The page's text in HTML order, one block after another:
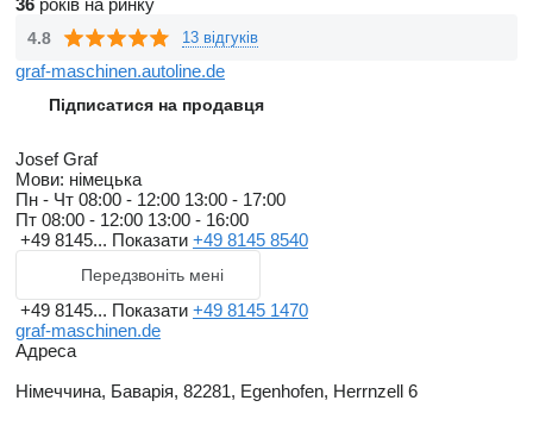
Customer friendliness
customs clearance for our customers, support them with loading
and (export) packaging and organise delivery / collection by
forwarding agent. Loading up to 8t is possible with a forklift truck,
as well as container loading for export. The machines can be
viewed and tested on our exhibition area of more than 1200m² by
prior appointment.
36 років на ринку
4.8 13 відгуків
graf-maschinen.autoline.de
Підписатися на продавця
Josef Graf
Мови: німецька
Пн - Чт 08:00 - 12:00 13:00 - 17:00
Пт 08:00 - 12:00 13:00 - 16:00
+49 8145... Показати +49 8145 8540
Передзвоніть мені
+49 8145... Показати +49 8145 1470
graf-maschinen.de
Адреса
Німеччина, Баварія, 82281, Egenhofen, Herrnzell 6